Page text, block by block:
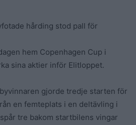
hårding stod pall för
hem Copenhagen Cup i
sina aktier inför Elitloppet.
gjorde tredje starten för
en femteplats i en deltävling i
tre bakom startbilens vingar